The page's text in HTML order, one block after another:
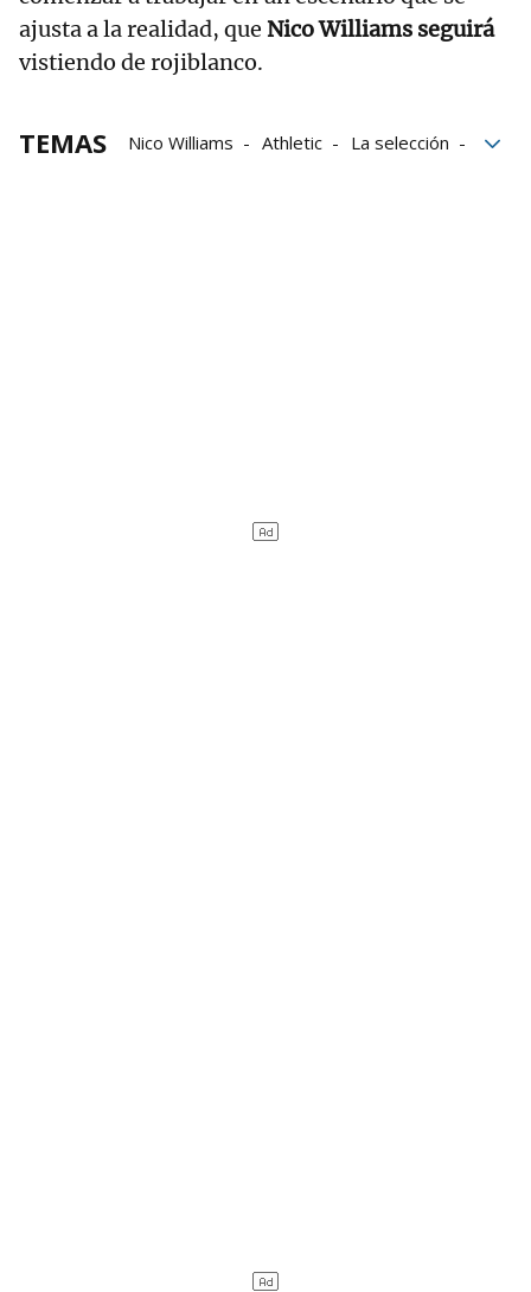
ajusta a la realidad, que Nico Williams seguirá
vistiendo de rojiblanco.
TEMAS Nico Williams Athletic
La selección